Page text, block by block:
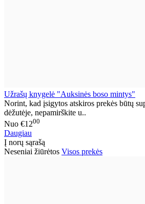
Užrašų knygelė "Auksinės boso mintys"
Norint, kad įsigytos atskiros prekės būtų
dėžutėje, nepamirškite u..
Nuo €1200
Daugiau
Į norų sąrašą
Neseniai žiūrėtos Visos prekės